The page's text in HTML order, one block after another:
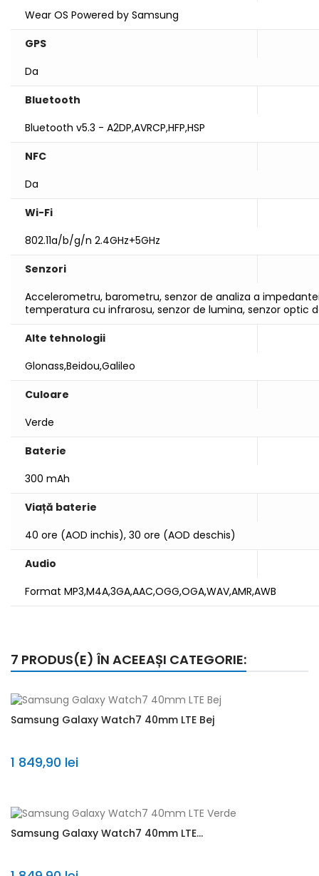
Wear OS Powered by Samsung
GPS
Da
Bluetooth
Bluetooth v5.3 - A2DP,AVRCP,HFP,HSP
NFC
Da
Wi-Fi
802.11a/b/g/n 2.4GHz+5GHz
Senzori
Accelerometru, barometru, senzor de analiza a
temperatura cu infrarosu, senzor de lumina, senzor optic
Alte tehnologii
Glonass,Beidou,Galileo
Culoare
Verde
Baterie
300 mAh
Viață baterie
40 ore (AOD inchis), 30 ore (AOD deschis)
Audio
Format MP3,M4A,3GA,AAC,OGG,OGA,WAV,AMR,AWB
7 PRODUS(E) ÎN ACEEAȘI CATEGORIE:
Samsung Galaxy Watch7 40mm LTE Bej
1 849,90 lei
Samsung Galaxy Watch7 40mm LTE...